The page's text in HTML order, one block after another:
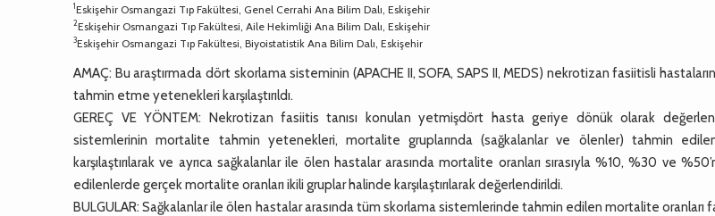
1Eskişehir Osmangazi Tıp Fakültesi, Genel Cerrahi Ana Bilim Dalı, Eskişehir
2Eskişehir Osmangazi Tıp Fakültesi, Aile Hekimliği Ana Bilim Dalı, Eskişehir
3Eskişehir Osmangazi Tıp Fakültesi, Biyoistatistik Ana Bilim Dalı, Eskişehir
AMAÇ: Bu araştırmada dört skorlama sisteminin (APACHE II, SOFA, SAPS II, MEDS) nekrotizan fasiitisli
tahmin etme yetenekleri karşılaştırıldı.
GEREÇ VE YÖNTEM: Nekrotizan fasiitis tanısı konulan yetmişdört hasta geriye dönük olarak
sistemlerinin mortalite tahmin yetenekleri, mortalite gruplarında (sağkalanlar ve ölenler) tahmin
karşılaştırılarak ve ayrıca sağkalanlar ile ölen hastalar arasında mortalite oranları sırasıyla %10, %30 ve
edilenlerde gerçek mortalite oranları ikili gruplar halinde karşılaştırılarak değerlendirildi.
BULGULAR: Sağkalanlar ile ölen hastalar arasında tüm skorlama sistemlerinde tahmin edilen mortalite oranları